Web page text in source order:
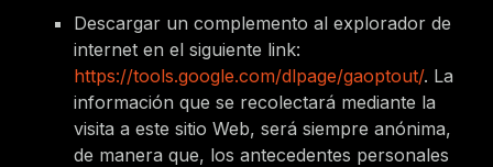
Descargar un complemento al explorador de
internet en el siguiente link:
https://tools.google.com/dlpage/gaoptout/. La
información que se recolectará mediante la
visita a este sitio Web, será siempre anónima,
de manera que, los antecedentes personales